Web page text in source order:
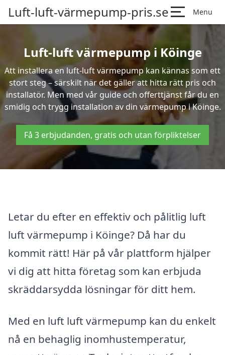
Luft-luft-värmepump-pris.se Menu
Luft-luft värmepump i Köinge
Att installera en luft-luft värmepump kan kännas som ett
stort steg – särskilt när det gäller att hitta rätt pris och
installatör. Men med vår guide och offerttjänst får du en
smidig och trygg installation av din värmepump i Köinge.
Få 3 erbjudanden, gratis och utan förpliktelser
Letar du efter en effektiv och pålitlig luft
luft värmepump i Köinge? Då har du
kommit rätt! Här på vår plattform hjälper
vi dig att hitta företag som kan erbjuda
skräddarsydda lösningar för ditt hem.
Med en luft luft värmepump kan du enkelt
nå en behaglig inomhustemperatur,